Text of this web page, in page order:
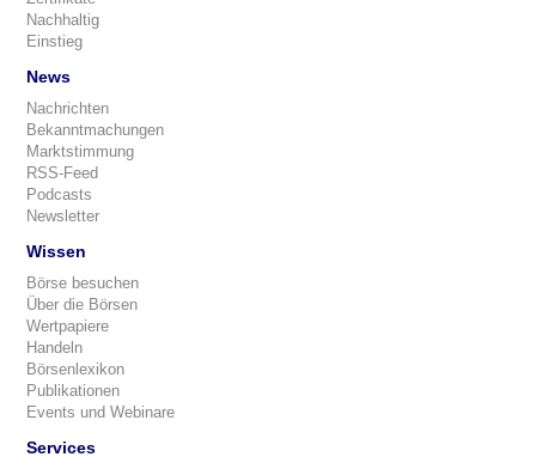
Nachhaltig
Einstieg
News
Nachrichten
Bekanntmachungen
Marktstimmung
RSS-Feed
Podcasts
Newsletter
Wissen
Börse besuchen
Über die Börsen
Wertpapiere
Handeln
Börsenlexikon
Publikationen
Events und Webinare
Services